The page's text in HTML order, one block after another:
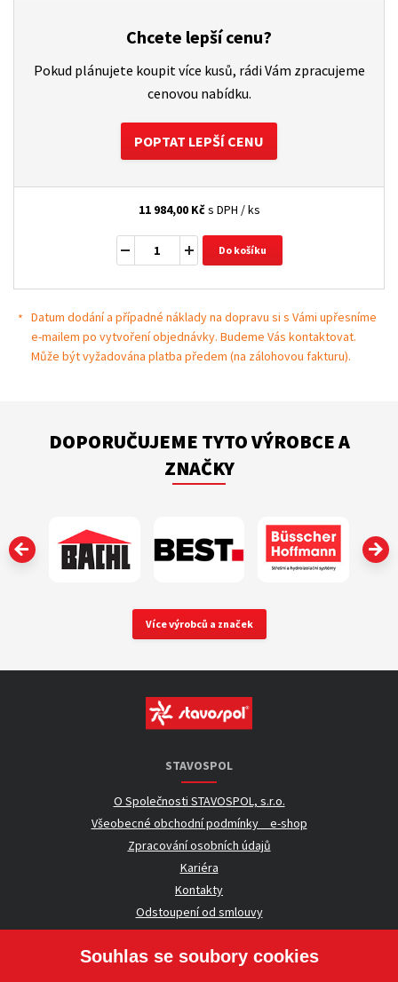
Chcete lepší cenu?
Pokud plánujete koupit více kusů, rádi Vám zpracujeme
cenovou nabídku.
POPTAT LEPŠÍ CENU
11 984,00 Kčs DPH / ks
Do košíku
Datum dodání a případné náklady na dopravu si s Vámi upřesníme
e-mailem po vytvoření objednávky. Budeme Vás kontaktovat.
Může být vyžadována platba předem (na zálohovou fakturu).
DOPORUČUJEME TYTO VÝROBCE A
ZNAČKY
‹
Více výrobců a značek
STAVOSPOL
O Společnosti STAVOSPOL, s.r.o.
Všeobecné obchodní podmínky _ e-shop
Zpracování osobních údajů
Kariéra
Kontakty
Odstoupení od smlouvy
UŽITEČNÉ INFORMACE
Souhlas se soubory cookies